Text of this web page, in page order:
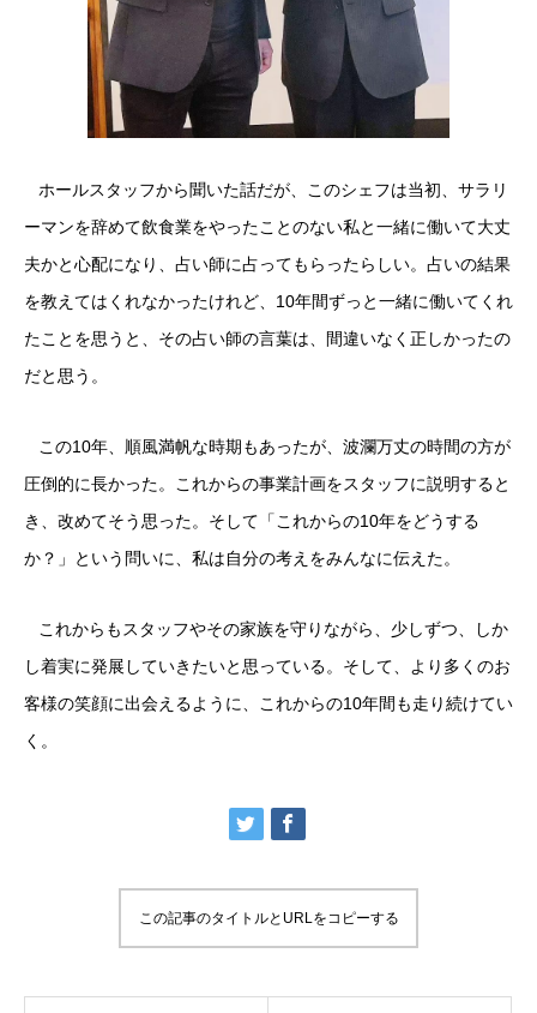
ホールスタッフから聞いた話だが、このシェフは当初、サラリ
ーマンを辞めて飲食業をやったことのない私と一緒に働いて大丈
夫かと心配になり、占い師に占ってもらったらしい。占いの結果
を教えてはくれなかったけれど、10年間ずっと一緒に働いてくれ
たことを思うと、その占い師の言葉は、間違いなく正しかったの
だと思う。
この10年、順風満帆な時期もあったが、波瀾万丈の時間の方が
圧倒的に長かった。これからの事業計画をスタッフに説明すると
き、改めてそう思った。そして「これからの10年をどうする
か？」という問いに、私は自分の考えをみんなに伝えた。
これからもスタッフやその家族を守りながら、少しずつ、しか
し着実に発展していきたいと思っている。そして、より多くのお
客様の笑顔に出会えるように、これからの10年間も走り続けてい
く。
この記事のタイトルとURLをコピーする